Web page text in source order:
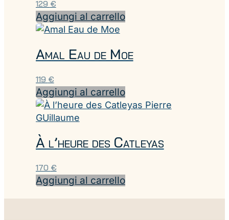
129 €
Aggiungi al carrello
Amal Eau de Moe
119 €
Aggiungi al carrello
À l’heure des Catleyas
170 €
Aggiungi al carrello